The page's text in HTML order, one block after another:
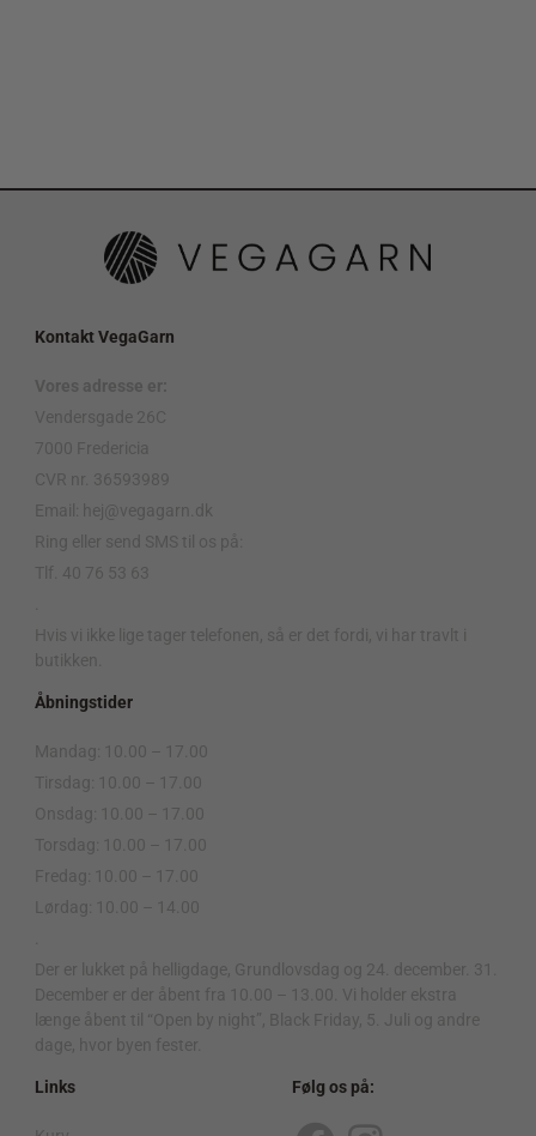
Kontakt VegaGarn
Vores adresse er:
Vendersgade 26C
7000 Fredericia
CVR nr. 36593989
Email: hej@vegagarn.dk
Ring eller send SMS til os på:
Tlf. 40 76 53 63
Hvis vi ikke lige tager telefonen, så er det fordi, vi har travlt i
butikken.
Åbningstider
Mandag: 10.00 – 17.00
Tirsdag: 10.00 – 17.00
Onsdag: 10.00 – 17.00
Torsdag: 10.00 – 17.00
Fredag: 10.00 – 17.00
Lørdag: 10.00 – 14.00
Der er lukket på helligdage, Grundlovsdag og 24. december. 31.
December er der åbent fra 10.00 – 13.00. Vi holder ekstra
længe åbent til “Open by night”, Black Friday, 5. Juli og andre
dage, hvor byen fester.
Links Følg os på: